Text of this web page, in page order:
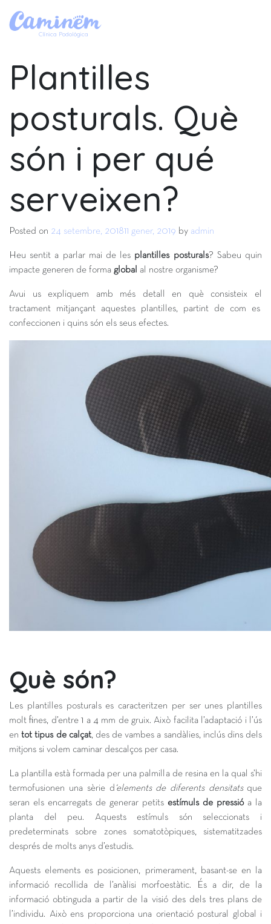
Clínica Podològica
Plantilles
posturals. Què
són i per qué
serveixen?
Posted on 24 setembre, 201811 gener, 2019 by admin
Heu sentit a parlar mai de les plantilles posturals? Sabeu quin
impacte generen de forma global al nostre organisme?
Avui us expliquem amb més detall en què consisteix el
tractament mitjançant aquestes plantilles, partint de com es
confeccionen i quins són els seus efectes.
Què són?
Les plantilles posturals es caracteritzen per ser unes plantilles
molt fines, d’entre 1 a 4 mm de gruix. Això facilita l’adaptació i l’ús
entot tipus de calçat, des de vambes a sandàlies, inclús dins dels
mitjons si volem caminar descalços per casa.
La plantilla està formada per una palmilla de resina en la qual s’hi
termofusionen una sèrie d ‘elements de diferents densitatsque
seran els encarregats de generar petits estímuls de pressióa la
planta del peu. Aquests estímuls són seleccionats i
predeterminats sobre zones somatotòpiques, sistematitzades
després de molts anys d’estudis.
Aquests elements es posicionen, primerament, basant-se en la
informació recollida de l’anàlisi morfoestàtic. És a dir, de la
informació obtinguda a partir de la visió des dels tres plans de
l’individu. Això ens proporciona una orientació postural global i